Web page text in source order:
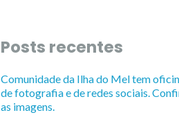
Posts recentes
Comunidade da Ilha do Mel tem
de fotografia e de redes sociais.
as imagens.